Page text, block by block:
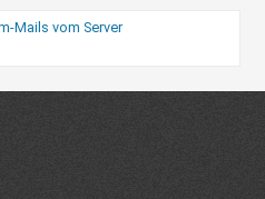
Mails vom Server